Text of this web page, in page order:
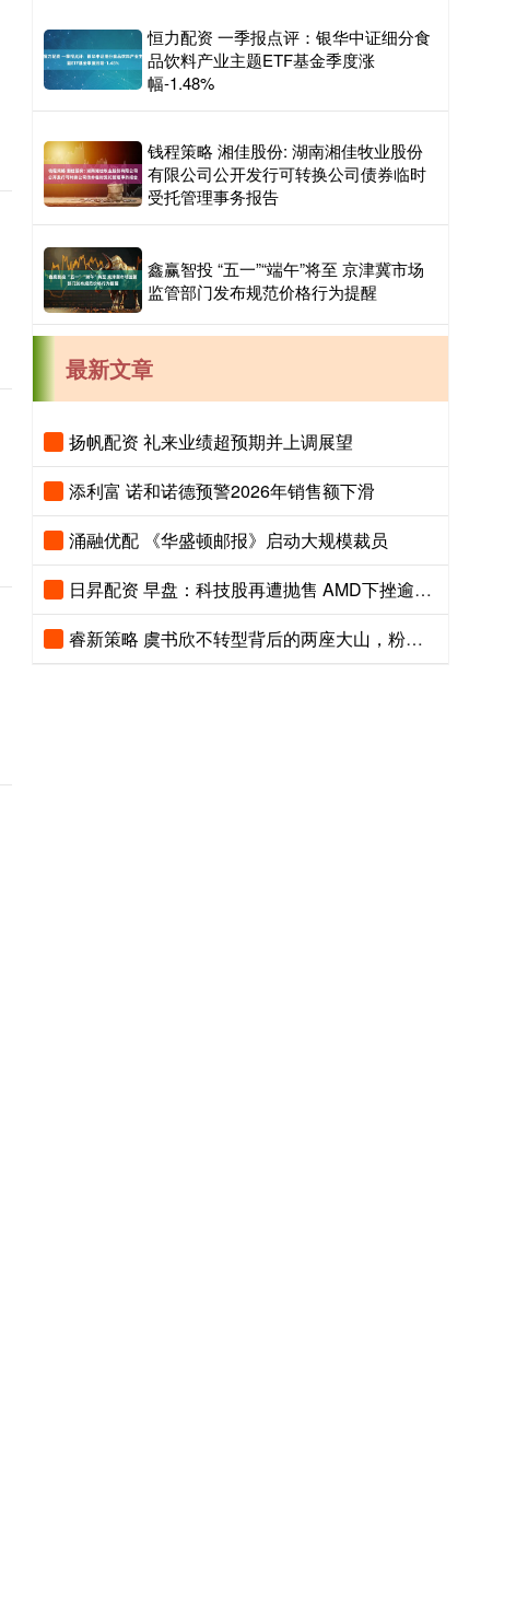
恒力配资 一季报点评：银华中证细分食
品饮料产业主题ETF基金季度涨
幅-1.48%
钱程策略 湘佳股份: 湖南湘佳牧业股份
有限公司公开发行可转换公司债券临时
受托管理事务报告
鑫赢智投 “五一”“端午”将至 京津冀市场
监管部门发布规范价格行为提醒
最新文章
扬帆配资 礼来业绩超预期并上调展望
添利富 诺和诺德预警2026年销售额下滑
涌融优配 《华盛顿邮报》启动大规模裁员
日昇配资 早盘：科技股再遭抛售 AMD下挫逾14%
睿新策略 虞书欣不转型背后的两座大山，粉丝经济，市场选择_观众_苍兰_深意